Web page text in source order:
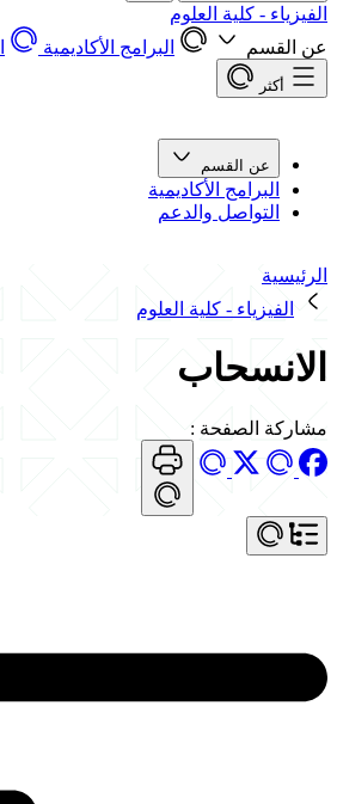
الفيزياء - كلية العلوم
عن القسم
البرامج الأكاديمية
أكثر
عن القسم
البرامج الأكاديمية
التواصل والدعم
الرئيسية
الفيزياء - كلية العلوم
الانسحاب
مشاركة الصفحة :